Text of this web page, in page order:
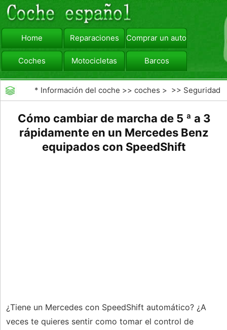
Home Reparaciones Comprar un automóvil
Coches Motocicletas Barcos
viajar Camiones
* Información del coche >>coches > >> Seguridad
Cómo cambiar de marcha de 5 ª a 3
rápidamente en un Mercedes Benz
equipados con SpeedShift
¿Tiene un Mercedes con SpeedShift automático? ¿A
veces te quieres sentir como tomar el control de